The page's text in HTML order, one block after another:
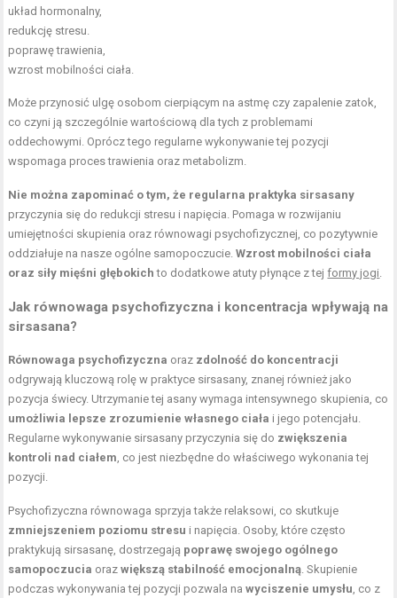
układ hormonalny,
redukcję stresu.
poprawę trawienia,
wzrost mobilności ciała.
Może przynosić ulgę osobom cierpiącym na astmę czy zapalenie zatok,
co czyni ją szczególnie wartościową dla tych z problemami
oddechowymi. Oprócz tego regularne wykonywanie tej pozycji
wspomaga proces trawienia oraz metabolizm.
Nie można zapominać o tym, że regularna praktyka sirsasany
przyczynia się do redukcji stresu i napięcia. Pomaga w rozwijaniu
umiejętności skupienia oraz równowagi psychofizycznej, co pozytywnie
oddziałuje na nasze ogólne samopoczucie.Wzrost mobilności ciała
oraz siły mięśni głębokich to dodatkowe atuty płynące z tejformy jogi.
Jak równowaga psychofizyczna i koncentracja wpływają na
sirsasana?
Równowaga psychofizyczna oraz zdolność do koncentracji
odgrywają kluczową rolę w praktyce sirsasany, znanej również jako
pozycja świecy. Utrzymanie tej asany wymaga intensywnego skupienia, co
umożliwia lepsze zrozumienie własnego ciała i jego potencjału.
Regularne wykonywanie sirsasany przyczynia się do zwiększenia
kontroli nad ciałem, co jest niezbędne do właściwego wykonania tej
pozycji.
Psychofizyczna równowaga sprzyja także relaksowi, co skutkuje
zmniejszeniem poziomu stresu i napięcia. Osoby, które często
praktykują sirsasanę, dostrzegają poprawę swojego ogólnego
samopoczucia orazwiększą stabilność emocjonalną. Skupienie
podczas wykonywania tej pozycji pozwala nawyciszenie umysłu, co z